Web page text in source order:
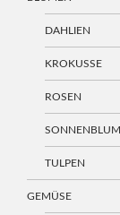
DAHLIEN
KROKUSSE
ROSEN
TULPEN
GEMÜSE